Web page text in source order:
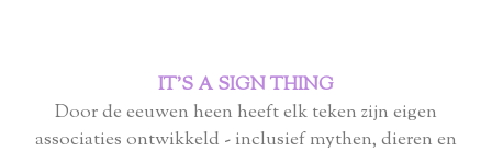
IT'S A SIGN THING
Door de eeuwen heen heeft elk teken zijn eigen
associaties ontwikkeld - inclusief mythen, dieren en